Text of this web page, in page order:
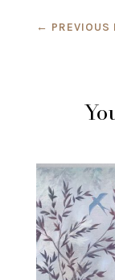
← PREVIOUS